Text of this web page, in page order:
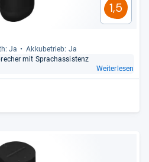
1,5
Ja
Akku­be­trieb: Ja
mit Sprachas­sis­tenz
Weiterlesen